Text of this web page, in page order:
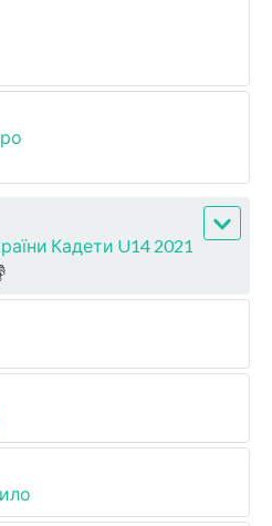
Кадети U14 2021